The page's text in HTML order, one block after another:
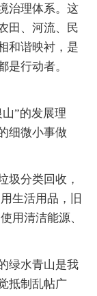
治理体系。这
田、河流、民
和谐映衬，是
是行动者。
”的发展理
细微小事做
圾分类回收，
生活用品，旧
用清洁能源、
绿水青山是我
抵制乱帖广